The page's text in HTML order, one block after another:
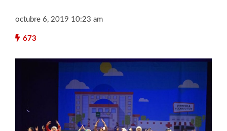
octubre 6, 2019 10:23 am
673